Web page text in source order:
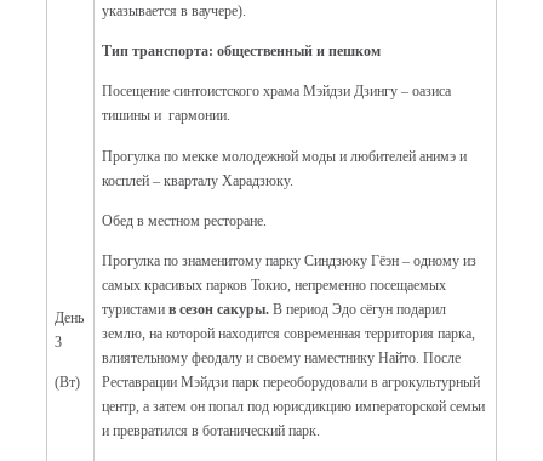
День
3
(Вт)
указывается в ваучере).
Тип транспорта: общественный и пешком
Посещение синтоистского храма Мэйдзи Дзингу – оазиса
тишины и гармонии.
Прогулка по мекке молодежной моды и любителей анимэ и
косплей – кварталу Харадзюку.
Обед в местном ресторане.
Прогулка по знаменитому парку Синдзюку Гёэн – одному из
самых красивых парков Токио, непременно посещаемых
туристами в сезон сакуры. В период Эдо сёгун подарил
землю, на которой находится современная территория парка,
влиятельному феодалу и своему наместнику Найто. После
Реставрации Мэйдзи парк переоборудовали в агрокультурный
центр, а затем он попал под юрисдикцию императорской семьи
и превратился в ботанический парк.